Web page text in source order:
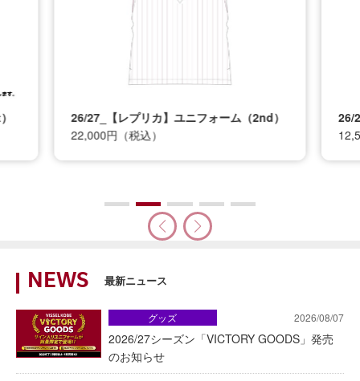
26/27_【レプリカ】ユニフォーム（2nd）
22,000円（税込）
26/
NEWS 最新ニュース
2026/08/07
2026/27シーズン「VICTORY GOODS」発売
のお知らせ
グッズ